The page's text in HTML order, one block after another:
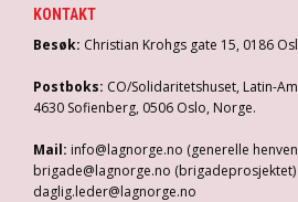
KONTAKT
Besøk: Christian Krohgs gate 15, 0186
Postboks: CO/Solidaritetshuset, Latin-
4630 Sofienberg, 0506 Oslo, Norge.
Mail: info@lagnorge.no (generelle
brigade@lagnorge.no
daglig.leder@lagnorge.no